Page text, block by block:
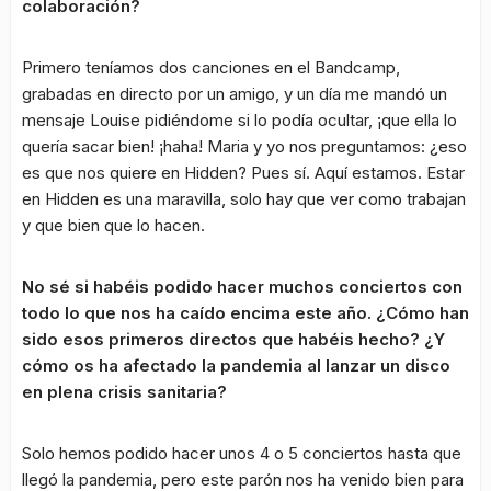
colaboración?
Primero teníamos dos canciones en el Bandcamp,
grabadas en directo por un amigo, y un día me mandó un
mensaje Louise pidiéndome si lo podía ocultar, ¡que ella lo
quería sacar bien! ¡haha! Maria y yo nos preguntamos: ¿eso
es que nos quiere en Hidden? Pues sí. Aquí estamos. Estar
en Hidden es una maravilla, solo hay que ver como trabajan
y que bien que lo hacen.
No sé si habéis podido hacer muchos conciertos con
todo lo que nos ha caído encima este año. ¿Cómo han
sido esos primeros directos que habéis hecho? ¿Y
cómo os ha afectado la pandemia al lanzar un disco
en plena crisis sanitaria?
Solo hemos podido hacer unos 4 o 5 conciertos hasta que
llegó la pandemia, pero este parón nos ha venido bien para